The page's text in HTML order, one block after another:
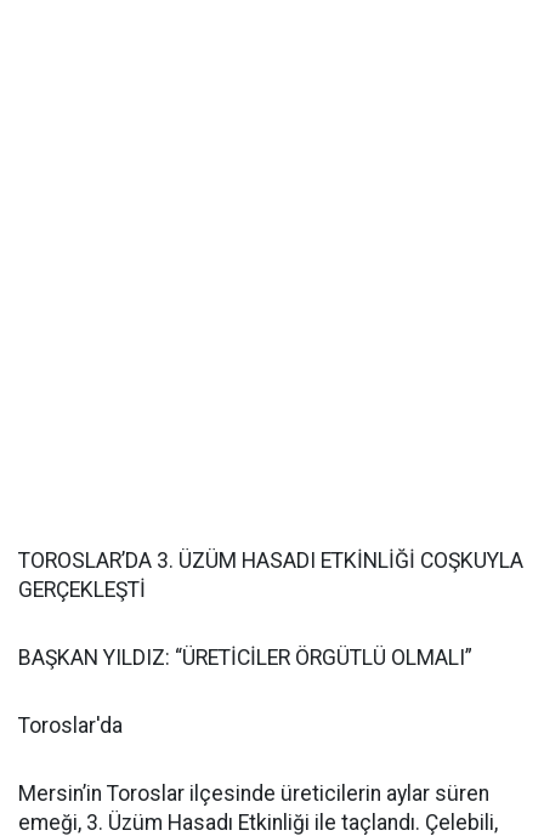
TOROSLAR’DA 3. ÜZÜM HASADI ETKİNLİĞİ COŞKUYLA
GERÇEKLEŞTİ
BAŞKAN YILDIZ: “ÜRETİCİLER ÖRGÜTLÜ OLMALI”
Toroslar'da
Mersin’in Toroslar ilçesinde üreticilerin aylar süren
emeği, 3. Üzüm Hasadı Etkinliği ile taçlandı. Çelebili,